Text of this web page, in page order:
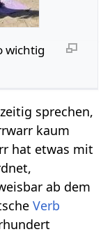
wichtig
sprechen,
kaum
hat etwas mit
ab dem
Verb